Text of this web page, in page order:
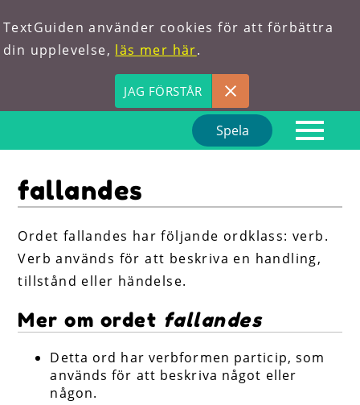
TextGuiden använder cookies för att förbättra
din upplevelse, läs mer här.
JAG FÖRSTÅR
Spela
Förkortningar
Hitta ord
fallandes
Ordet fallandes har följande ordklass: verb.
Verb används för att beskriva en handling,
tillstånd eller händelse.
Mer om ordet fallandes
Detta ord har verbformen particip, som
används för att beskriva något eller
någon.